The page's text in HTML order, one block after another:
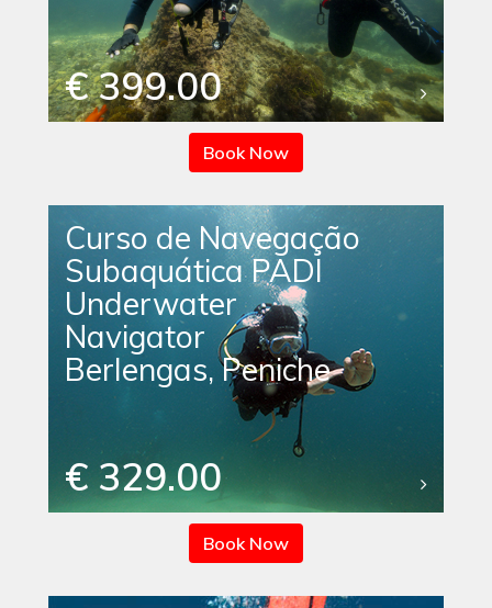
€ 399.00
Book Now
Curso de Navegação
Subaquática PADI
Underwater
Navigator
Berlengas, Peniche
€ 329.00
Book Now